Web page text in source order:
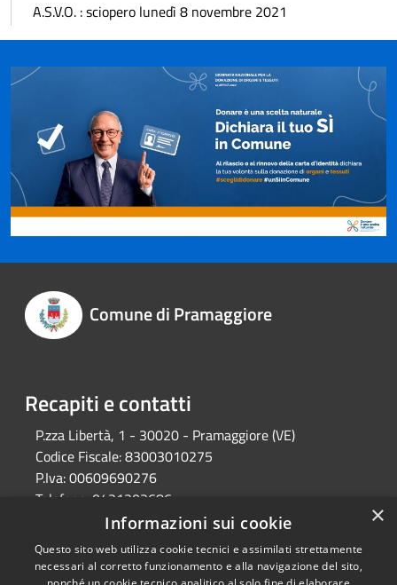
A.S.V.O. : sciopero lunedì 8 novembre 2021
Comune di Pramaggiore
Recapiti e contatti
P.zza Libertà, 1 - 30020 - Pramaggiore (VE)
Codice Fiscale:83003010275
P.Iva:00609690276
Telefono: 0421203686
protocollo@comune.pramaggiore.ve.it
Pec:
protocollo.comune.pramaggiore.ve@pecveneto.it
×
Informazioni sui cookie
Questo sito web utilizza cookie tecnici e assimilati strettamente
necessari al corretto funzionamento e alla navigazione del sito,